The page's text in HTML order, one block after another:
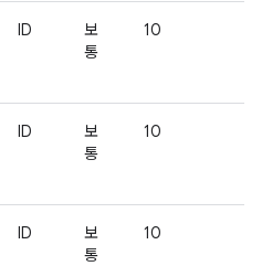
ID
보
통
10
ID
보
통
10
ID
보
통
10